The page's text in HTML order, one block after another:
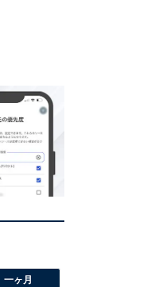
一ヶ月